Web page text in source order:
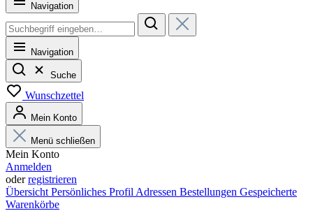
Navigation
Navigation
Suche
Wunschzettel
Mein Konto
Menü schließen
Mein Konto
Anmelden
oderregistrieren
Übersicht Persönliches Profil Adressen Bestellungen Gespeicherte
Warenkörbe